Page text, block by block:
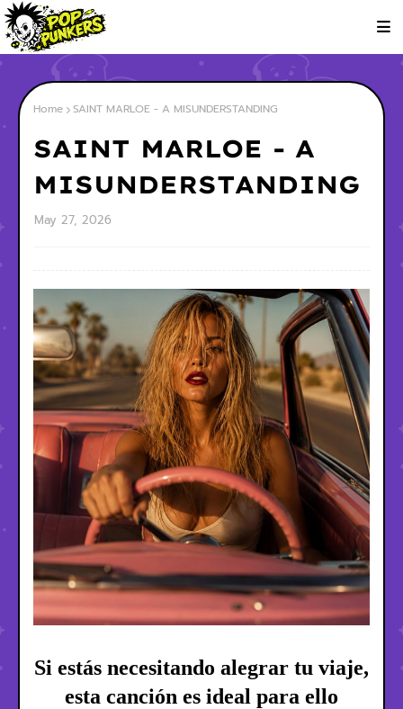
Home SAINT MARLOE - A MISUNDERSTANDING
SAINT MARLOE - A
MISUNDERSTANDING
May 27, 2026
Si estás necesitando alegrar tu viaje,
esta canción es ideal para ello